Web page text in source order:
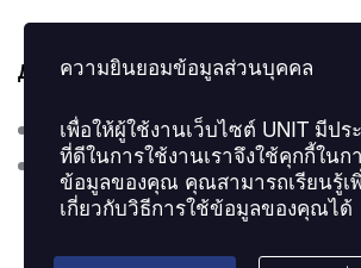
ДЛЯ ПОЛУЧЕНИЯ
Свяжитесь с нами
Кнопка проверки сертификатов
ความยินยอมข้อมูลส่วนบุคคล
เพื่อให้ผู้ใช้งานเว็บไซต์ UNIT มีปร
ที่ดีในการใช้งานเราจึงใช้คุกกี้ในก
ข้อมูลของคุณ คุณสามารถเรียนรู้เ
เกี่ยวกับวิธีการใช้ข้อมูลของคุณได้